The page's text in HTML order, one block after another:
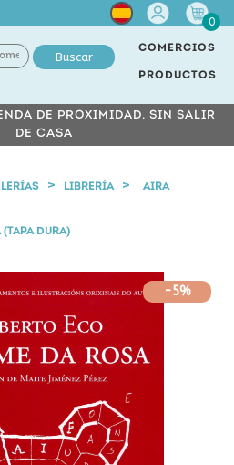
Cuenta
0
Buscar
COMERCIOS
PRODUCTOS
DE PROXIMIDAD, SIN SALIR
DE CASA
LIBRERÍA AIRA
DURA)
-5%